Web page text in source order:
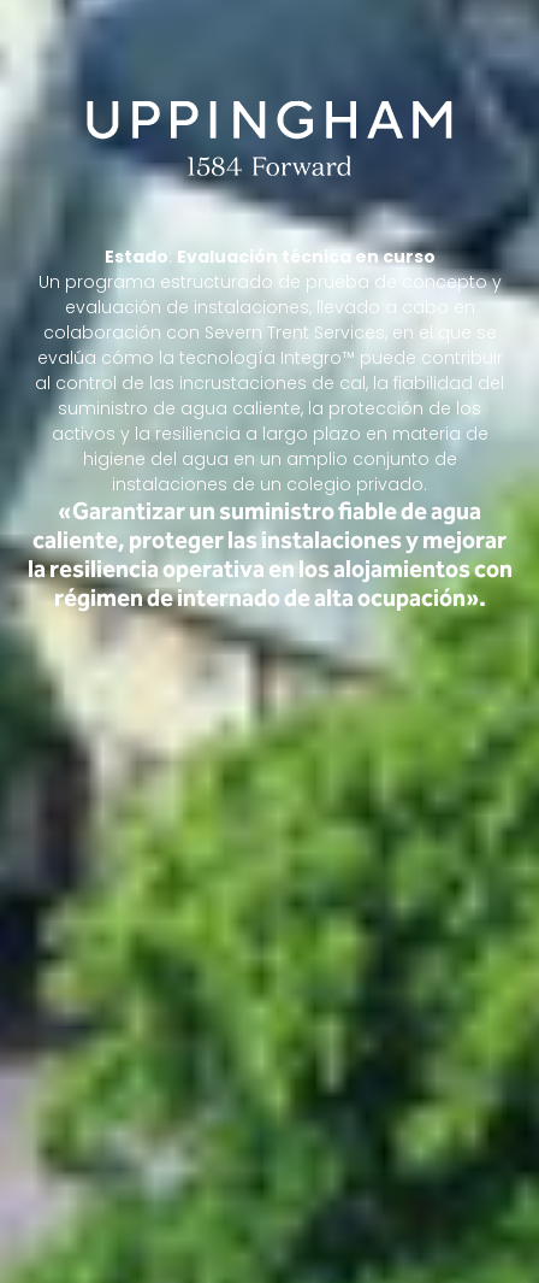
Estado: Evaluación técnica en curso
Un programa estructurado de prueba de concepto y
evaluación de instalaciones, llevado a cabo en
colaboración con Severn Trent Services, en el que se
evalúa cómo la tecnología Integro™ puede contribuir
al control de las incrustaciones de cal, la fiabilidad del
suministro de agua caliente, la protección de los
activos y la resiliencia a largo plazo en materia de
higiene del agua en un amplio conjunto de
instalaciones de un colegio privado.
«Garantizar un suministro fiable de agua
caliente, proteger las instalaciones y mejorar
la resiliencia operativa en los alojamientos con
régimen de internado de alta ocupación».